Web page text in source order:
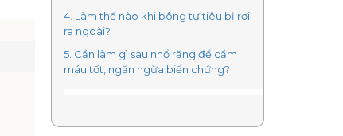
4. Làm thế nào khi bông tự tiêu bị rơi
ra ngoài?
5. Cần làm gì sau nhổ răng để cầm
máu tốt, ngăn ngừa biến chứng?